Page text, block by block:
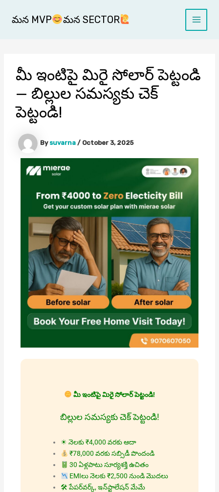
మన MVP మన SECTOR
Main
Menu
మీ ఇంటిపై మిరై సోలార్ పెట్టండి
— బిల్లుల సమస్యకు చెక్
పెట్టండి!
By suvarna / October 3, 2025
మీ ఇంటిపై మిరై సోలార్ పెట్టండి!
బిల్లుల సమస్యకు చెక్ పెట్టండి!
☀ నెలకు ₹4,000 వరకు ఆదా
₹78,000 వరకు సబ్సిడీ పొందండి
30 ఏళ్లపాటు సూర్యశక్తి ఉచితం
EMIలు నెలకు ₹2,500 నుండి మొదలు
🛠 పేపర్‌వర్క్, ఇన్‌స్టాలేషన్ మేమే